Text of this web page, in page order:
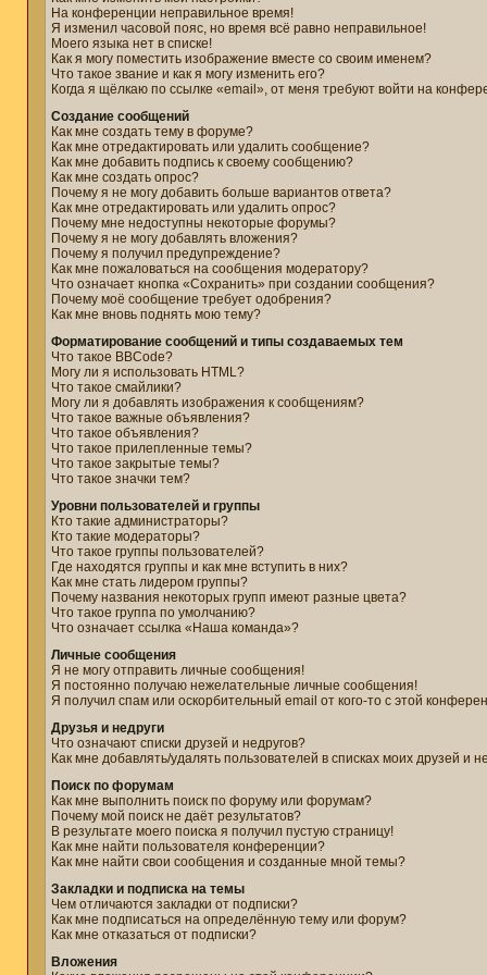
На конференции неправильное время!
Я изменил часовой пояс, но время всё равно неправильное!
Моего языка нет в списке!
Как я могу поместить изображение вместе со своим именем?
Что такое звание и как я могу изменить его?
Когда я щёлкаю по ссылке «email», от меня требуют войти на
Создание сообщений
Как мне создать тему в форуме?
Как мне отредактировать или удалить сообщение?
Как мне добавить подпись к своему сообщению?
Как мне создать опрос?
Почему я не могу добавить больше вариантов ответа?
Как мне отредактировать или удалить опрос?
Почему мне недоступны некоторые форумы?
Почему я не могу добавлять вложения?
Почему я получил предупреждение?
Как мне пожаловаться на сообщения модератору?
Что означает кнопка «Сохранить» при создании сообщения?
Почему моё сообщение требует одобрения?
Как мне вновь поднять мою тему?
Форматирование сообщений и типы создаваемых тем
Что такое BBCode?
Могу ли я использовать HTML?
Что такое смайлики?
Могу ли я добавлять изображения к сообщениям?
Что такое важные объявления?
Что такое объявления?
Что такое прилепленные темы?
Что такое закрытые темы?
Что такое значки тем?
Уровни пользователей и группы
Кто такие администраторы?
Кто такие модераторы?
Что такое группы пользователей?
Где находятся группы и как мне вступить в них?
Как мне стать лидером группы?
Почему названия некоторых групп имеют разные цвета?
Что такое группа по умолчанию?
Что означает ссылка «Наша команда»?
Личные сообщения
Я не могу отправить личные сообщения!
Я постоянно получаю нежелательные личные сообщения!
Я получил спам или оскорбительный email от кого-то с этой
Друзья и недруги
Что означают списки друзей и недругов?
Как мне добавлять/удалять пользователей в списках моих друзей и
Поиск по форумам
Как мне выполнить поиск по форуму или форумам?
Почему мой поиск не даёт результатов?
В результате моего поиска я получил пустую страницу!
Как мне найти пользователя конференции?
Как мне найти свои сообщения и созданные мной темы?
Закладки и подписка на темы
Чем отличаются закладки от подписки?
Как мне подписаться на определённую тему или форум?
Как мне отказаться от подписки?
Вложения